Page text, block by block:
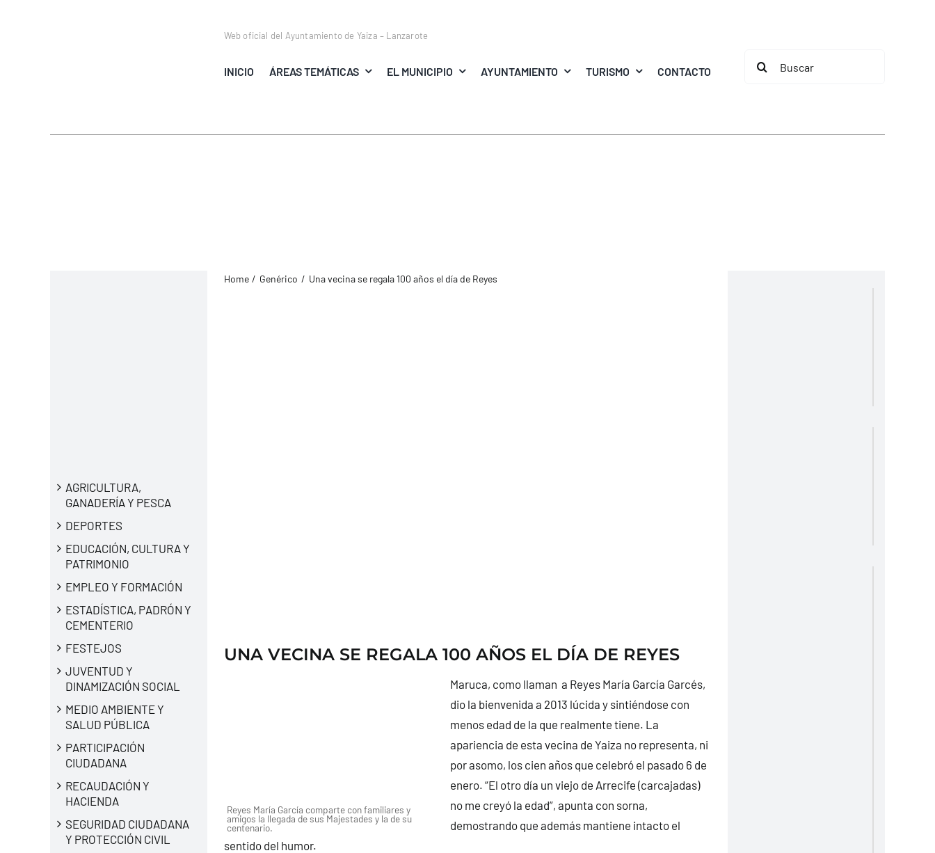
Web oficial del Ayuntamiento de Yaiza – Lanzarote
INICIO ÁREAS TEMÁTICAS EL MUNICIPIO AYUNTAMIENTO TURISMO CONTACTO
Buscar:
AGRICULTURA,
GANADERÍA Y PESCA
DEPORTES
EDUCACIÓN, CULTURA Y
PATRIMONIO
EMPLEO Y FORMACIÓN
ESTADÍSTICA, PADRÓN Y
CEMENTERIO
FESTEJOS
JUVENTUD Y
DINAMIZACIÓN SOCIAL
MEDIO AMBIENTE Y
SALUD PÚBLICA
PARTICIPACIÓN
CIUDADANA
RECAUDACIÓN Y
HACIENDA
SEGURIDAD CIUDADANA
Y PROTECCIÓN CIVIL
Home Genérico Una vecina se regala 100 años el día de Reyes
UNA VECINA SE REGALA 100 AÑOS EL DÍA DE REYES
Reyes María García comparte con familiares y
amigos la llegada de sus Majestades y la de su
centenario.
Maruca, como llaman a Reyes María García Garcés,
dio la bienvenida a 2013 lúcida y sintiéndose con
menos edad de la que realmente tiene. La
apariencia de esta vecina de Yaiza no representa, ni
por asomo, los cien años que celebró el pasado 6 de
enero. “El otro día un viejo de Arrecife (carcajadas)
no me creyó la edad”, apunta con sorna,
demostrando que además mantiene intacto el
sentido del humor.